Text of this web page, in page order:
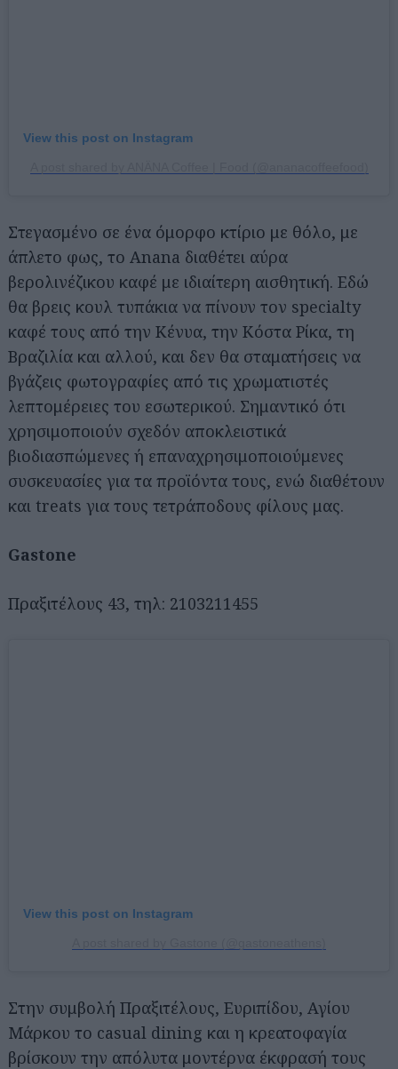
View this post on Instagram
Στεγασμένο σε ένα όμορφο κτίριο με θόλο, με
άπλετο φως, το Anana διαθέτει αύρα
βερολινέζικου καφέ με ιδιαίτερη αισθητική. Εδώ
θα βρεις κουλ τυπάκια να πίνουν τον specialty
καφέ τους από την Κένυα, την Κόστα Ρίκα, τη
Βραζιλία και αλλού, και δεν θα σταματήσεις να
βγάζεις φωτογραφίες από τις χρωματιστές
λεπτομέρειες του εσωτερικού. Σημαντικό ότι
χρησιμοποιούν σχεδόν αποκλειστικά
βιοδιασπώμενες ή επαναχρησιμοποιούμενες
συσκευασίες για τα προϊόντα τους, ενώ διαθέτουν
και treats για τους τετράποδους φίλους μας.
Gastone
Πραξιτέλους 43, τηλ: 2103211455
View this post on Instagram
Στην συμβολή Πραξιτέλους, Ευριπίδου, Αγίου
Μάρκου το casual dining και η κρεατοφαγία
βρίσκουν την απόλυτα μοντέρνα έκφρασή τους